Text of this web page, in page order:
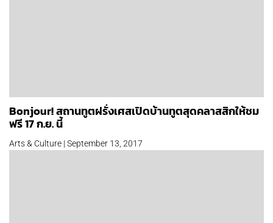
Bonjour! สถานทูตฝรั่งเศสเปิดบ้านทูตสุดคลาสสิกให้ชม
ฟรี 17 ก.ย. นี้
Arts & Culture | September 13, 2017